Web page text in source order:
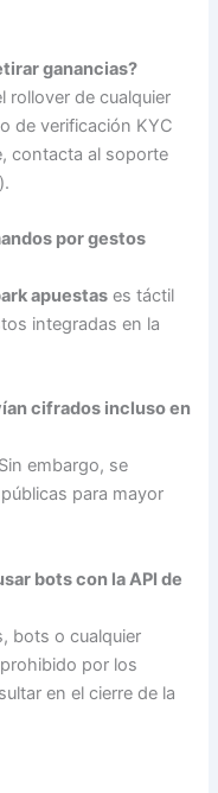
ganancias?
rollover de cualquier
de verificación KYC
contacta al soporte
por gestos
apuestas es táctil
integradas en la
cifrados incluso en
embargo, se
para mayor
bots con la API de
bots o cualquier
por los
en el cierre de la